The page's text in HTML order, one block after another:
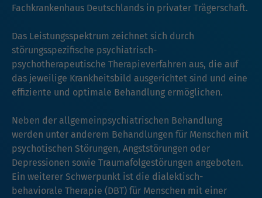
Fachkrankenhaus Deutschlands in privater Trägerschaft.
Das Leistungsspektrum zeichnet sich durch
störungsspezifische psychiatrisch-
psychotherapeutische Therapieverfahren aus, die auf
das jeweilige Krankheitsbild ausgerichtet sind und eine
effiziente und optimale Behandlung ermöglichen.
Neben der allgemeinpsychiatrischen Behandlung
werden unter anderem Behandlungen für Menschen mit
psychotischen Störungen, Angststörungen oder
Depressionen sowie Traumafolgestörungen angeboten.
Ein weiterer Schwerpunkt ist die dialektisch-
behaviorale Therapie (DBT) für Menschen mit einer